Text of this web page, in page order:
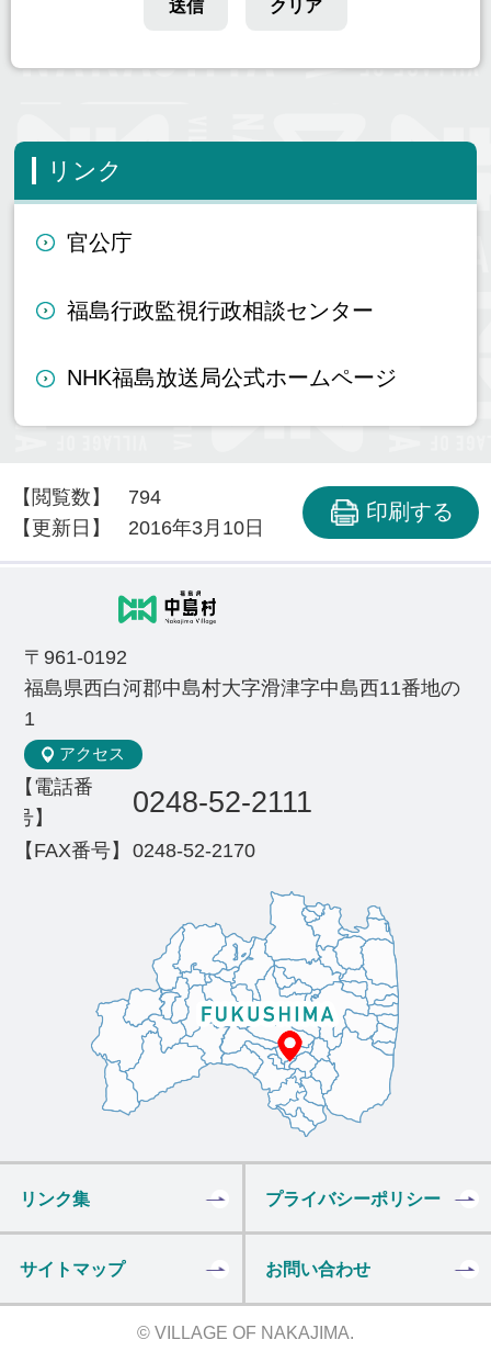
リンク
官公庁
福島行政監視行政相談センター
NHK福島放送局公式ホームページ
【閲覧数】
794
【更新日】
2016年3月10日
印刷する
〒961-0192
福島県西白河郡中島村大字滑津字中島西11番地の
1
アクセス
【電話番
号】
0248-52-2111
【FAX番号】 0248-52-2170
リンク集 プライバシーポリシー
サイトマップ お問い合わせ
© VILLAGE OF NAKAJIMA.